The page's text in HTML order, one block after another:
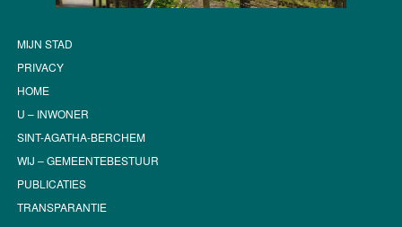
MIJN STAD
PRIVACY
HOME
U – INWONER
SINT-AGATHA-BERCHEM
WIJ – GEMEENTEBESTUUR
PUBLICATIES
TRANSPARANTIE